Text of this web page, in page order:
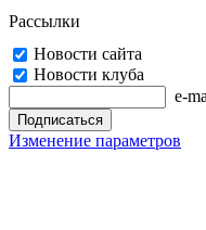
Рассылки
Новости сайта
Новости клуба
e-
Изменение параметров